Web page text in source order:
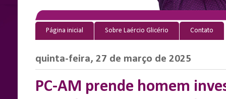
Página inicial Sobre Laércio Glicério Contato
quinta-feira, 27 de março de 2025
PC-AM prende homem